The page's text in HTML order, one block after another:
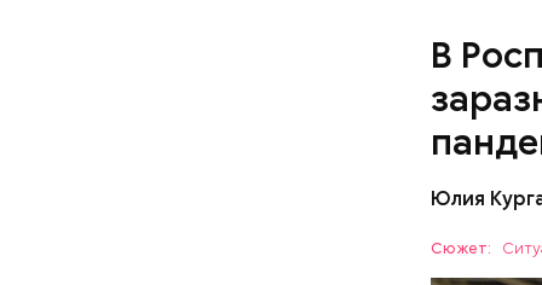
В
Юлия
Сюжет:
— Может
академик.